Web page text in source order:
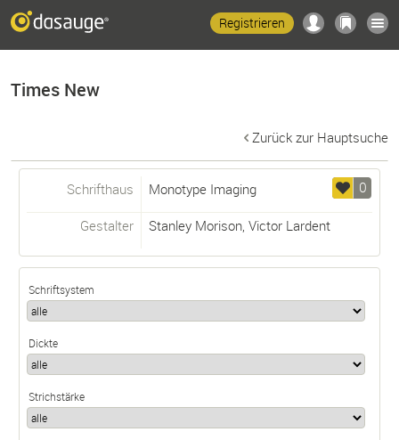
Registrieren
Times New
Zurück zur Hauptsuche
0
Schrifthaus Monotype Imaging
Gestalter Stanley Morison, Victor Lardent
Schriftsystem
Dickte
Strichstärke